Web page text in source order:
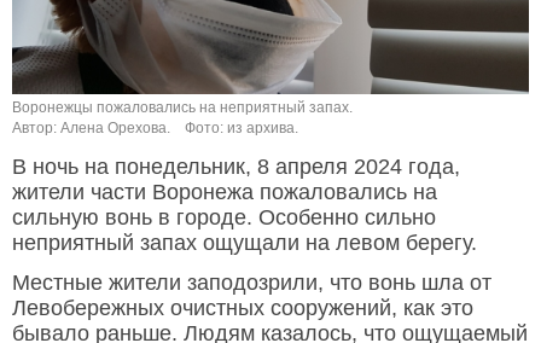
Воронежцы пожаловались на неприятный запах.
Автор: Алена Орехова.
Фото: из архива.
В ночь на понедельник, 8 апреля 2024 года,
жители части Воронежа пожаловались на
сильную вонь в городе. Особенно сильно
неприятный запах ощущали на левом берегу.
Местные жители заподозрили, что вонь шла от
Левобережных очистных сооружений, как это
бывало раньше. Людям казалось, что ощущаемый